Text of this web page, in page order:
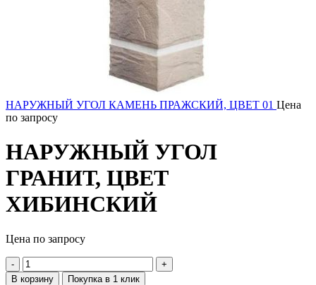
НАРУЖНЫЙ УГОЛ КАМЕНЬ ПРАЖСКИЙ, ЦВЕТ 01 Цена
по запросу
НАРУЖНЫЙ УГОЛ
ГРАНИТ, ЦВЕТ
ХИБИНСКИЙ
Цена по запросу
В корзину Покупка в 1 клик